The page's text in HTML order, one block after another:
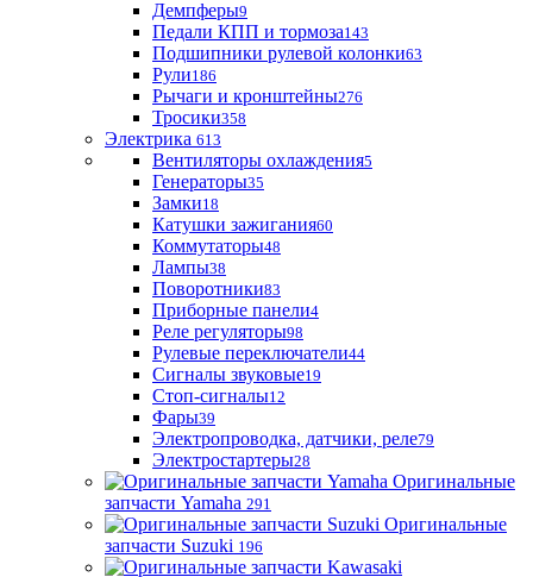
Демпферы9
Педали КПП и тормоза143
Подшипники рулевой колонки63
Рули186
Рычаги и кронштейны276
Тросики358
Электрика 613
Вентиляторы охлаждения5
Генераторы35
Замки18
Катушки зажигания60
Коммутаторы48
Лампы38
Поворотники83
Приборные панели4
Реле регуляторы98
Рулевые переключатели44
Сигналы звуковые19
Стоп-сигналы12
Фары39
Электропроводка, датчики, реле79
Электростартеры28
Оригинальные
запчасти Yamaha 291
Оригинальные
запчасти Suzuki 196